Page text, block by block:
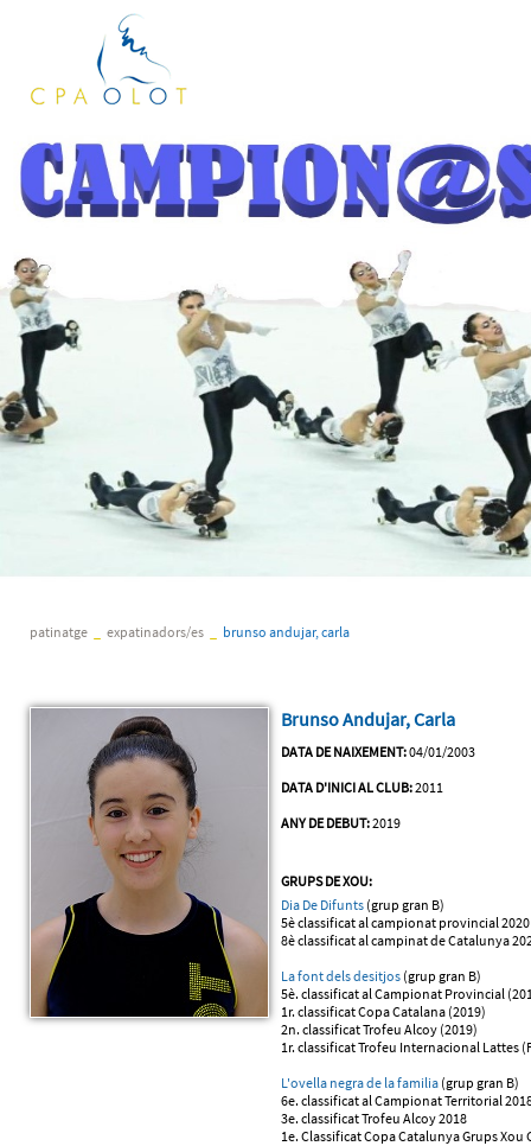
patinatge expatinadors/es brunso andujar, carla
Brunso Andujar, Carla
DATA DE NAIXEMENT:04/01/2003
DATA D'INICI AL CLUB:2011
ANY DE DEBUT:2019
GRUPS DE XOU:
Dia De Difunts(grup gran B)
5è classificat al campionat provincial 2020
8è classificat al campinat de Catalunya
La font dels desitjos(grup gran B)
5è. classificat al Campionat Provincial
1r. classificat Copa Catalana (2019)
2n. classificat Trofeu Alcoy (2019)
1r. classificat Trofeu Internacional Lattes
L'ovella negra de la familia (grup gran B)
6e. classificat al Campionat Territorial
3e. classificat Trofeu Alcoy 2018
1e. Classificat Copa Catalunya Grups Xou